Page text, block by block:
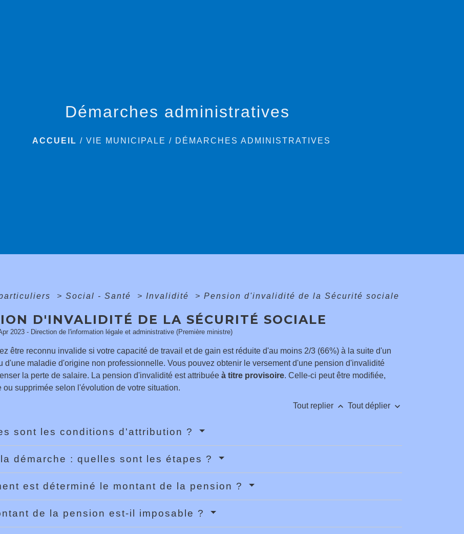
Démarches administratives
ACCUEIL /VIE MUNICIPALE / DÉMARCHES ADMINISTRATIVES
> Social - Santé > Invalidité > Pension d'invalidité de la Sécurité sociale
D'INVALIDITÉ DE LA SÉCURITÉ SOCIALE
2023 - Direction de l'information légale et administrative (Première ministre)
être reconnu invalide si votre capacité de travail et de gain est réduite d'au moins 2/3 (66%) à la suite d'un
d'une maladie d'origine non professionnelle. Vous pouvez obtenir le versement d'une pension d'invalidité
la perte de salaire. La pension d'invalidité est attribuée à titre provisoire. Celle-ci peut être modifiée,
ou supprimée selon l'évolution de votre situation.
Tout replier keyboard_arrow_up Tout déplier keyboard_arrow_down
sont les conditions d'attribution ?
démarche : quelles sont les étapes ?
est déterminé le montant de la pension ?
de la pension est-il imposable ?